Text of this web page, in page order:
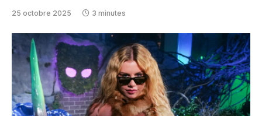
25 octobre 2025 3 minutes